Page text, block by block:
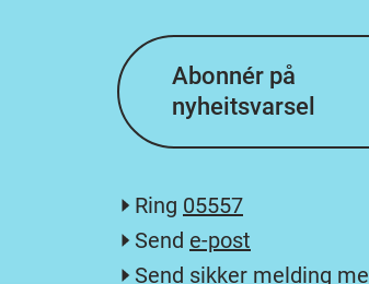
Abonnér på
nyheitsvarsel
Ring 05557
Send e-post
Send sikker melding